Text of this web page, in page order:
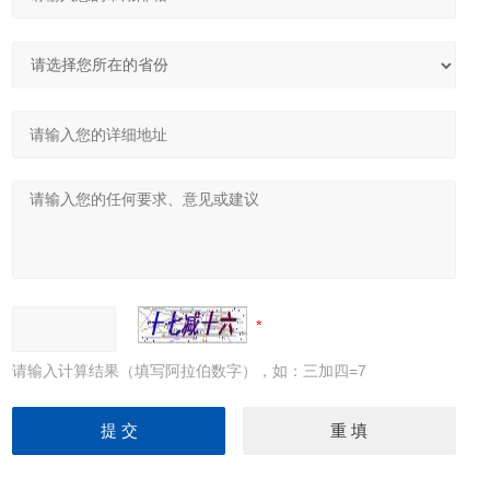
请输入计算结果（填写阿拉伯数字），如：三加四=7